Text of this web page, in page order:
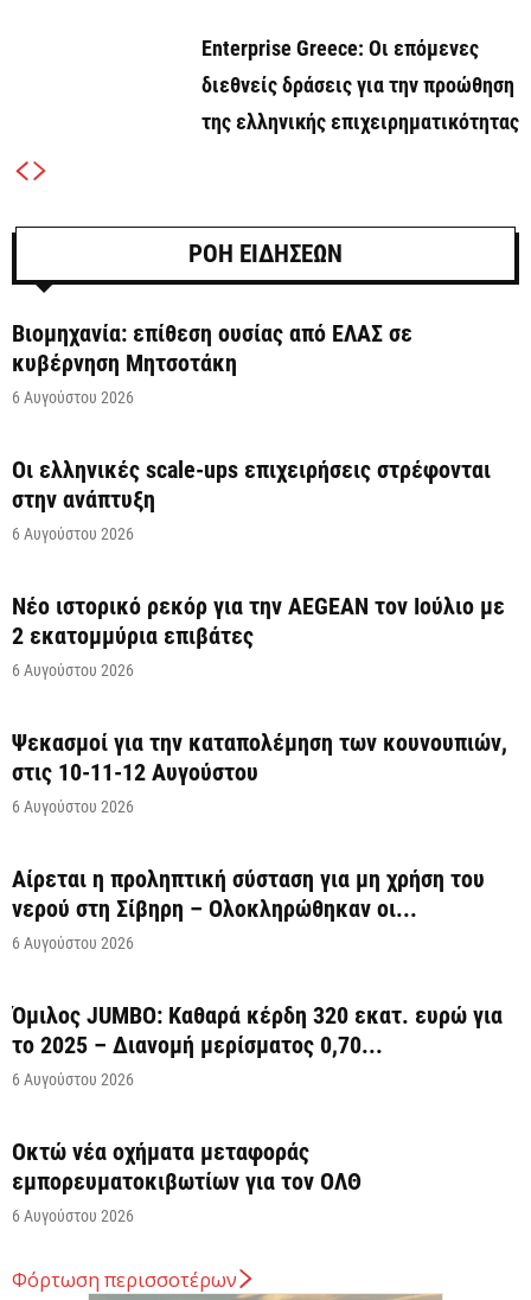
Enterprise Greece: Οι επόμενες
διεθνείς δράσεις για την προώθηση
της ελληνικής επιχειρηματικότητας
ΡΟΗ ΕΙΔΗΣΕΩΝ
Βιομηχανία: επίθεση ουσίας από ΕΛΑΣ σε
κυβέρνηση Μητσοτάκη
6 Αυγούστου 2026
Οι ελληνικές scale-ups επιχειρήσεις στρέφονται
στην ανάπτυξη
6 Αυγούστου 2026
Νέο ιστορικό ρεκόρ για την AEGEAN τον Ιούλιο με
2 εκατομμύρια επιβάτες
6 Αυγούστου 2026
Ψεκασμοί για την καταπολέμηση των κουνουπιών,
στις 10-11-12 Αυγούστου
6 Αυγούστου 2026
Αίρεται η προληπτική σύσταση για μη χρήση του
νερού στη Σίβηρη – Ολοκληρώθηκαν οι...
6 Αυγούστου 2026
Όμιλος JUMBO: Καθαρά κέρδη 320 εκατ. ευρώ για
το 2025 – Διανομή μερίσματος 0,70...
6 Αυγούστου 2026
Οκτώ νέα οχήματα μεταφοράς
εμπορευματοκιβωτίων για τον ΟΛΘ
6 Αυγούστου 2026
Άνοιξε η πλατφόρμα για ενισχύσεις de minimis
Φόρτωση περισσοτέρων